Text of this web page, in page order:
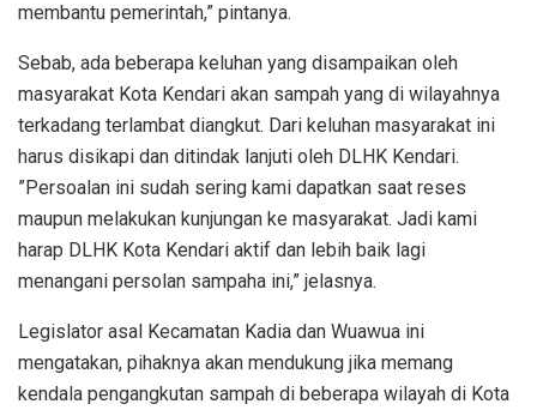
membantu pemerintah,” pintanya.
Sebab, ada beberapa keluhan yang disampaikan oleh
masyarakat Kota Kendari akan sampah yang di wilayahnya
terkadang terlambat diangkut. Dari keluhan masyarakat ini
harus disikapi dan ditindak lanjuti oleh DLHK Kendari.
”Persoalan ini sudah sering kami dapatkan saat reses
maupun melakukan kunjungan ke masyarakat. Jadi kami
harap DLHK Kota Kendari aktif dan lebih baik lagi
menangani persolan sampaha ini,” jelasnya.
Legislator asal Kecamatan Kadia dan Wuawua ini
mengatakan, pihaknya akan mendukung jika memang
kendala pengangkutan sampah di beberapa wilayah di Kota